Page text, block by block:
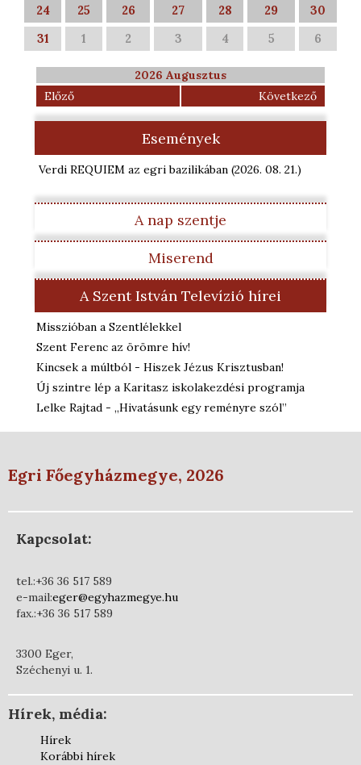
24
25 26 27 28 29
30
31
1 2 3 4 5 6
2026 Augusztus
Előző
Következő
Események
Verdi REQUIEM az egri bazilikában (2026. 08. 21.)
A nap szentje
Miserend
A Szent István Televízió hírei
Misszióban a Szentlélekkel
Szent Ferenc az örömre hív!
Kincsek a múltból - Hiszek Jézus Krisztusban!
Új szintre lép a Karitasz iskolakezdési programja
Lelke Rajtad - „Hivatásunk egy reményre szól”
Egri Főegyházmegye, 2026
Kapcsolat:
tel.:+36 36 517 589
e-mail:eger@egyhazmegye.hu
fax.:+36 36 517 589
3300 Eger,
Széchenyi u. 1.
Hírek, média:
Hírek
Korábbi hírek